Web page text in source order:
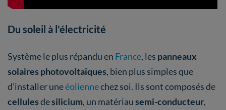
Du soleil à l'électricité
Système le plus répandu en France, les panneaux
solaires photovoltaïques, bien plus simples que
d’installer uneéoliennechez soi. Ils sont composés de
cellulesdesilicium, un matériausemi-conducteur,